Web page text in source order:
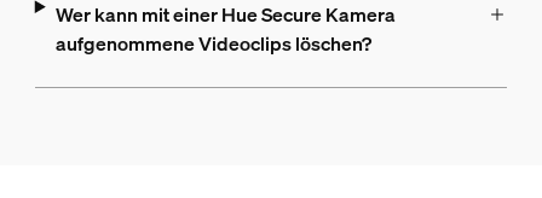
Wer kann mit einer Hue Secure Kamera
aufgenommene Videoclips löschen?